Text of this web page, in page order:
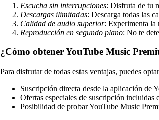
Escucha sin interrupciones: Disfruta de tu
Descargas ilimitadas: Descarga todas las
Calidad de audio superior: Experimenta la
Reproducción en segundo plano: No te
¿Cómo obtener YouTube Music
Para disfrutar de todas estas ventajas, puedes
Suscripción directa desde la aplicación de
Ofertas especiales de suscripción incluidas
Posibilidad de probar YouTube Music